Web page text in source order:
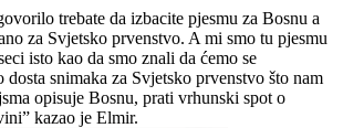
trebate da izbacite pjesmu za Bosnu a
za Svjetsko prvenstvo. A mi smo tu pjesmu
isto kao da smo znali da ćemo se
snimaka za Svjetsko prvenstvo što nam
opisuje Bosnu, prati vrhunski spot o
kazao je Elmir.